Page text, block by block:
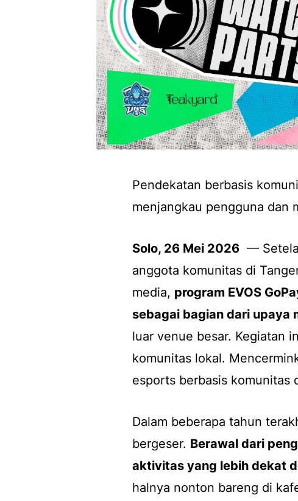
Pendekatan berbasis
menjangkau pengguna dan
Solo, 26 Mei 2026 —
anggota komunitas di
media, program EVOS
sebagai bagian dari upaya
luar venue besar. Kegiatan
komunitas lokal.
esports berbasis komunitas
Dalam beberapa tahun
bergeser. Berawal dari
aktivitas yang lebih dekat
halnya nonton bareng di